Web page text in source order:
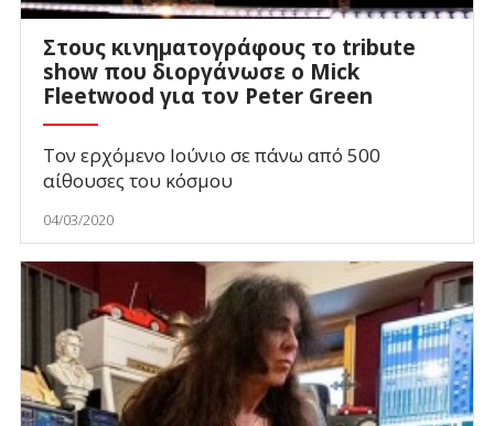
Στους κινηματογράφους το tribute
show που διοργάνωσε ο Mick
Fleetwood για τον Peter Green
Τον ερχόμενο Ιούνιο σε πάνω από 500
αίθουσες του κόσμου
04/03/2020